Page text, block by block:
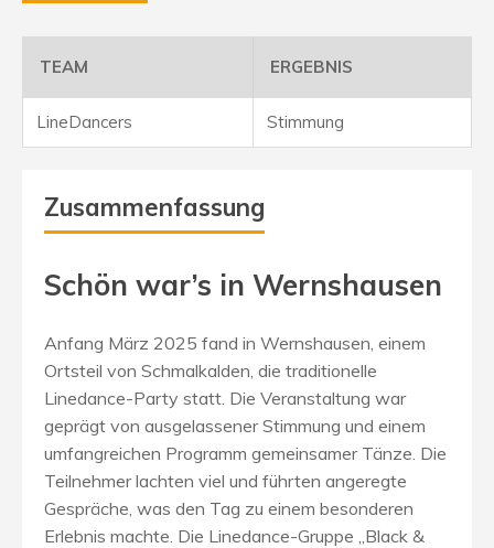
TEAM ERGEBNIS
LineDancers Stimmung
Zusammenfassung
Schön war’s in Wernshausen
Anfang März 2025 fand in Wernshausen, einem
Ortsteil von Schmalkalden, die traditionelle
Linedance-Party statt. Die Veranstaltung war
geprägt von ausgelassener Stimmung und einem
umfangreichen Programm gemeinsamer Tänze. Die
Teilnehmer lachten viel und führten angeregte
Gespräche, was den Tag zu einem besonderen
Erlebnis machte. Die Linedance-Gruppe „Black &